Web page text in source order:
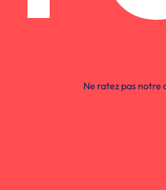
Ne ratez pas notre